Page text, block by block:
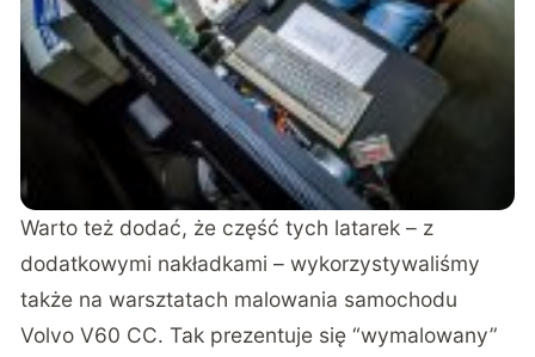
Warto też dodać, że część tych latarek – z
dodatkowymi nakładkami – wykorzystywaliśmy
także na warsztatach malowania samochodu
Volvo V60 CC. Tak prezentuje się “wymalowany”